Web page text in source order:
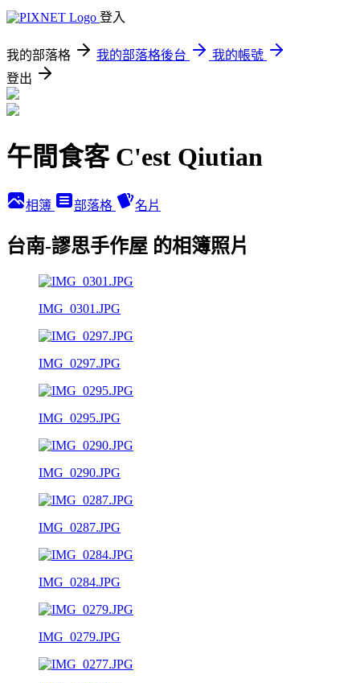
登入
我的部落格 我的部落格後台
我的帳號
登出
午間食客 C'est Qiutian
相簿 部落格 名片
台南-謬思手作屋 的相簿照片
IMG_0301.JPG
IMG_0297.JPG
IMG_0295.JPG
IMG_0290.JPG
IMG_0287.JPG
IMG_0284.JPG
IMG_0279.JPG